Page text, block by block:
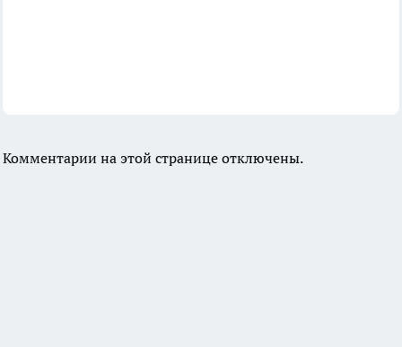
Комментарии на этой странице отключены.